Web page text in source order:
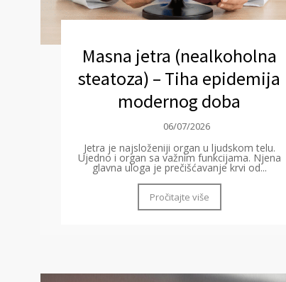
Masna jetra (nealkoholna
steatoza) – Tiha epidemija
modernog doba
06/07/2026
Jetra je najsloženiji organ u ljudskom telu.
Ujedno i organ sa važnim funkcijama. Njena
glavna uloga je prečišćavanje krvi od...
Pročitajte više